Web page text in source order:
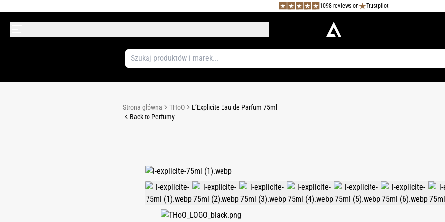
1098 reviews on Trustpilot
Strona główna THoO
L’Explicite Eau de Parfum 75ml
Back to Perfumy